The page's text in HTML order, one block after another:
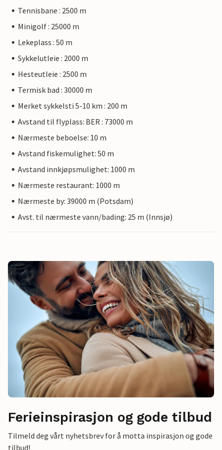
Tennisbane : 2500 m
Minigolf : 25000 m
Lekeplass : 50 m
Sykkelutleie : 2000 m
Hesteutleie : 2500 m
Termisk bad : 30000 m
Merket sykkelsti 5-10 km : 200 m
Avstand til flyplass: BER : 73000 m
Nærmeste beboelse: 10 m
Avstand fiskemulighet: 50 m
Avstand innkjøpsmulighet: 1000 m
Nærmeste restaurant: 1000 m
Nærmeste by: 39000 m (Potsdam)
Avst. til nærmeste vann/bading: 25 m (Innsjø)
Ferieinspirasjon og gode tilbud
Tilmeld deg vårt nyhetsbrev for å motta inspirasjon og gode
tilbud!